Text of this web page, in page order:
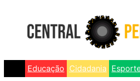
Educação Cidadania